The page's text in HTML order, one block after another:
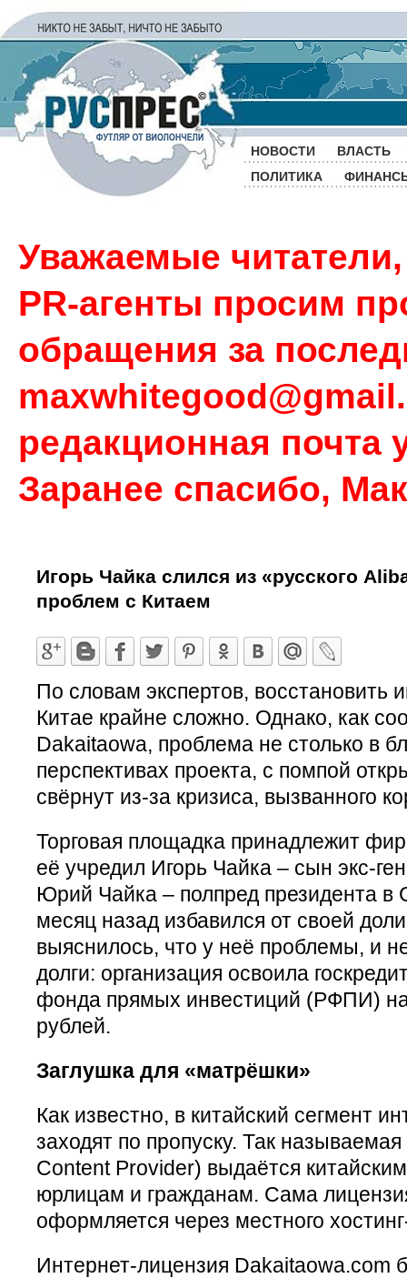
НОВОСТИ
ВЛАСТЬ
ПОЛИТИКА
Уважаемые
PR-агенты просим
обращения за
редакционная почта
Заранее спасибо,
Игорь Чайка слился из «русского
проблем с Китаем
По словам экспертов, восстановить
Китае крайне сложно. Однако, как
Dakaitaowa, проблема не столько в
перспективах проекта, с помпой
свёрнут из-за кризиса, вызванного
Торговая площадка принадлежит
её учредил Игорь Чайка – сын экс-
Юрий Чайка – полпред президента
месяц назад избавился от своей
выяснилось, что у неё проблемы, и
долги: организация освоила
фонда прямых инвестиций (РФПИ)
рублей.
Заглушка для «матрёшки»
Как известно, в китайский сегмент
заходят по пропуску. Так
Content Provider) выдаётся
юрлицам и гражданам. Сама
оформляется через местного
Интернет-лицензия